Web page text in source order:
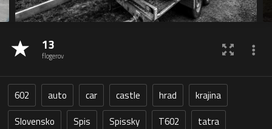
13
flogerov
602 auto car castle hrad
krajina
Slovensko
Spis Spissky T602
tatra